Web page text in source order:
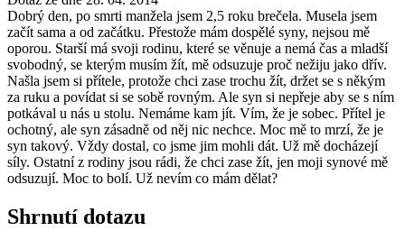
Dobrý den, po smrti manžela jsem 2,5 roku brečela. Musela jsem
začít sama a od začátku. Přestože mám dospělé syny, nejsou mě
oporou. Starší má svoji rodinu, které se věnuje a nemá čas a mladší
svobodný, se kterým musím žít, mě odsuzuje proč nežiju jako dřív.
Našla jsem si přítele, protože chci zase trochu žít, držet se s někým
za ruku a povídat si se sobě rovným. Ale syn si nepřeje aby se s ním
potkával u nás u stolu. Nemáme kam jít. Vím, že je sobec. Přítel je
ochotný, ale syn zásadně od něj nic nechce. Moc mě to mrzí, že je
syn takový. Vždy dostal, co jsme jim mohli dát. Už mě docházejí
síly. Ostatní z rodiny jsou rádi, že chci zase žít, jen moji synové mě
odsuzují. Moc to bolí. Už nevím co mám dělat?
Shrnutí dotazu